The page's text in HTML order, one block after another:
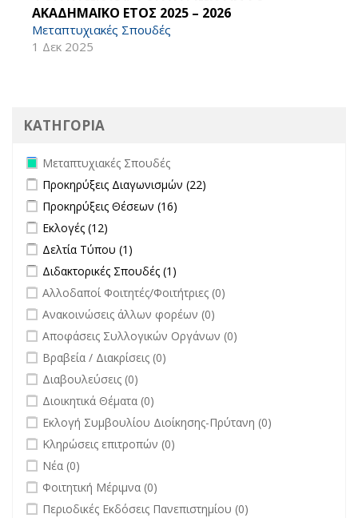
ΑΚΑΔΗΜΑΪΚΟ ΕΤΟΣ 2025 – 2026
Μεταπτυχιακές Σπουδές
1 Δεκ 2025
ΚΑΤΗΓΟΡΙΑ
Remove Μεταπτυχιακές Σπουδές filter
Μεταπτυχιακές Σπουδές
Apply Προκηρύξεις Διαγωνισμών filter
Προκηρύξεις Διαγωνισμών (22)
Apply Προκηρύξεις Θέσεων filter
Προκηρύξεις Θέσεων (16)
Apply Εκλογές filter
Εκλογές (12)
Apply Δελτία Τύπου filter
Δελτία Τύπου (1)
Apply Διδακτορικές Σπουδές filter
Διδακτορικές Σπουδές (1)
undefined
Αλλοδαποί Φοιτητές/Φοιτήτριες (0)
undefined
Ανακοινώσεις άλλων φορέων (0)
undefined
Αποφάσεις Συλλογικών Οργάνων (0)
undefined
Βραβεία / Διακρίσεις (0)
undefined
Διαβουλεύσεις (0)
undefined
Διοικητικά Θέματα (0)
undefined
Εκλογή Συμβουλίου Διοίκησης-Πρύτανη (0)
undefined
Κληρώσεις επιτροπών (0)
undefined
Νέα (0)
undefined
Φοιτητική Μέριμνα (0)
undefined
Περιοδικές Εκδόσεις Πανεπιστημίου (0)